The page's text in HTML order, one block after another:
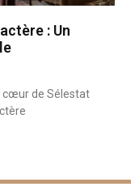
: Un
cœur de Sélestat